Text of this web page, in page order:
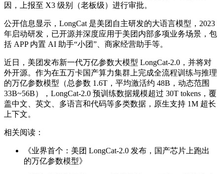
因，上报至 X3 级别（老板级）进行审批。
公开信息显示，LongCat 是美团自主研发的大语言模型，2023
年启动研发，已开源并深度应用于美团内部多项业务场景，包
括 APP 内置 AI 助手“小团”、商家经营助手等。
近日，美团发布新一代万亿参数大模型 LongCat-2.0，并将对
外开源。作为在五万卡国产算力集群上完成全流程训练与推理
的万亿参数模型（总参数 1.6T，平均激活约 48B，动态范围
33B~56B），LongCat-2.0 预训练数据规模超过 30T tokens，覆
盖中文、英文、多语言和代码等多类数据，原生支持 1M 超长
上下文。
相关阅读：
《业界首个：美团 LongCat-2.0 发布，国产芯片上跑出
的万亿参数模型》